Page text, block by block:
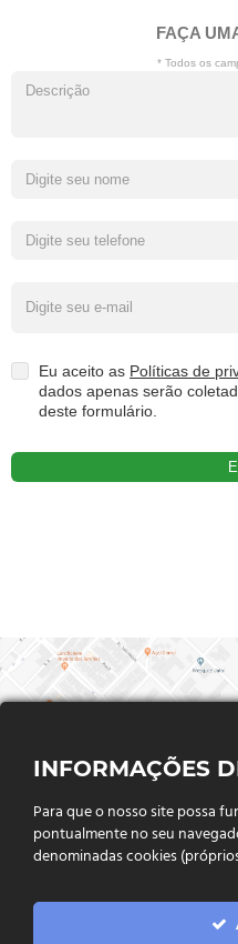
FAÇA
* Todos os
Eu aceito as Políticas de
dados apenas serão
deste formulário.
FALE CONOSCO
INFORMAÇÕES
Para que o nosso site possa
pontualmente no seu
denominadas cookies